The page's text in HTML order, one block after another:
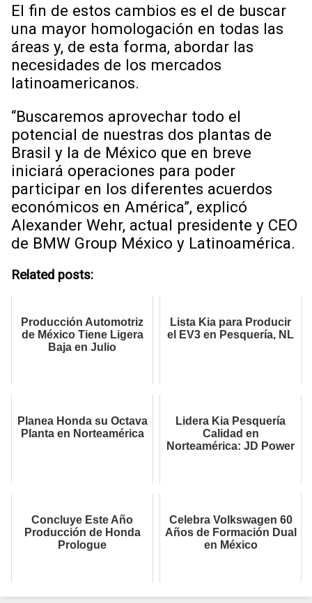
El fin de estos cambios es el de buscar
una mayor homologación en todas las
áreas y, de esta forma, abordar las
necesidades de los mercados
latinoamericanos.
“Buscaremos aprovechar todo el
potencial de nuestras dos plantas de
Brasil y la de México que en breve
iniciará operaciones para poder
participar en los diferentes acuerdos
económicos en América”, explicó
Alexander Wehr, actual presidente y CEO
de BMW Group México y Latinoamérica.
Related posts:
Producción Automotriz
de México Tiene Ligera
Baja en Julio
Lista Kia para Producir
el EV3 en Pesquería, NL
Planea Honda su Octava
Planta en Norteamérica
Lidera Kia Pesquería
Calidad en
Norteamérica: JD Power
Concluye Este Año
Producción de Honda
Prologue
Celebra Volkswagen 60
Años de Formación Dual
en México